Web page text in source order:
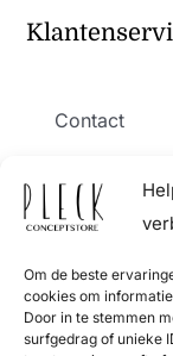
Om de beste
cookies om
Door in te stemmen
surfgedrag of unieke
Contact
Verzending
Retourneren